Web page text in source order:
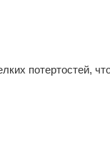
потертостей,